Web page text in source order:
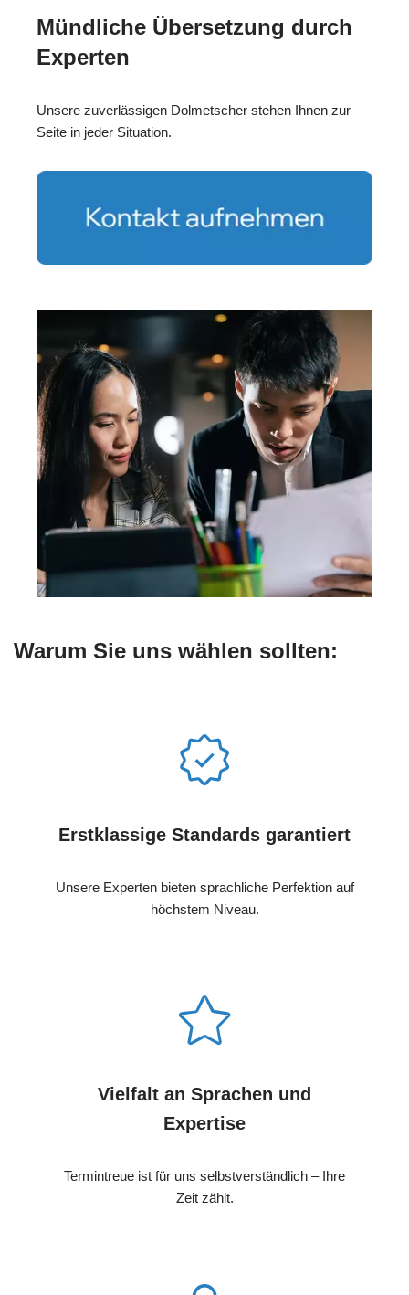
Mündliche Übersetzung durch
Experten
Unsere zuverlässigen Dolmetscher stehen Ihnen zur
Seite in jeder Situation.
Warum Sie uns wählen sollten:
Erstklassige Standards garantiert
Unsere Experten bieten sprachliche Perfektion auf
höchstem Niveau.
Vielfalt an Sprachen und
Expertise
Termintreue ist für uns selbstverständlich – Ihre
Zeit zählt.